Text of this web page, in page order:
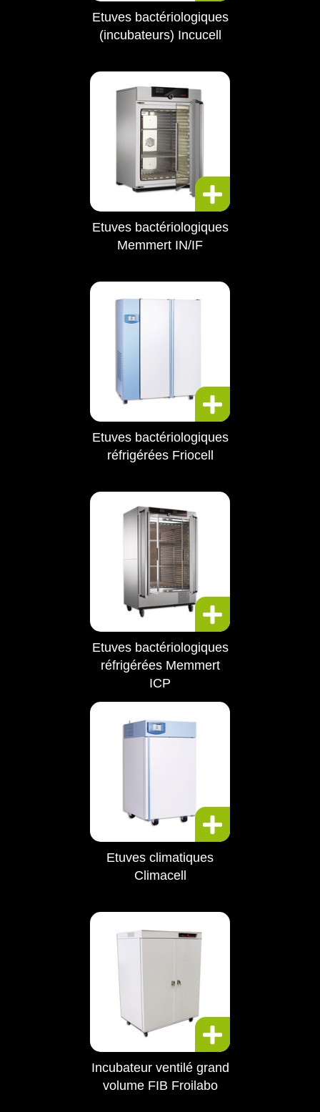
Etuves bactériologiques
(incubateurs) Incucell
Etuves bactériologiques
Memmert IN/IF
Etuves bactériologiques
réfrigérées Friocell
Etuves bactériologiques
réfrigérées Memmert
ICP
Etuves climatiques
Climacell
Incubateur ventilé grand
volume FIB Froilabo